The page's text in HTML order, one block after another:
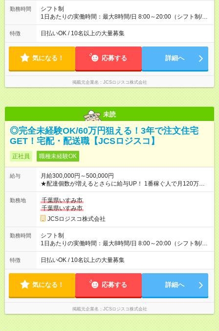
勤務時間
シフト制
1日あたりの実働時間：最大8時間/日 8:00～20:00（シフト制/実
働8時間） ※週5日勤務（場所次第では週4も有り） ※配達状況に
よって時間外での勤務可能性有り ※案件により多少の前後あり
特徴 日払いOK / 10名以上の大量募集
気になる！ 応募する 詳細へ
掲載元企業名 JCSロジスコ株式会社
未読
◎完全未経験OK/60万円狙える！3年で注文住宅
GET！宅配・配送職【JCSロジスコ】
正社員 職種未経験OK
給与
月給300,000円～500,000円
★配達個数が増えるとさらに給与UP！ 1番稼ぐ人で月120万ほ
ど！ ・主要都市エリア 月収55万円／週5日稼働 月収65万~112
万円／週6日稼働 ・地方郊外エリア 月収40万円／週5日稼働 月
収40万円~50万円／週6日稼働 ＜モデルイメージ＞ ■月収50万
円 (27歳男性/江東区在住)※元建築関係 1日150個配達×25日勤務
(日休み) ■月収80万円(43歳男性/墨田区在住)※元営業 1日200個
勤務地
千葉県いすみ市
千葉県いすみ市
JCSロジスコ株式会社
勤務時間
シフト制
1日あたりの実働時間：最大8時間/日 8:00～20:00（シフト制/実
働8時間） ※週5日勤務（場所次第では週4も有り） ※配達状況に
よって時間外での勤務可能性有り ※案件により多少の前後あり
特徴 日払いOK / 10名以上の大量募集
気になる！ 応募する 詳細へ
掲載元企業名 JCSロジスコ株式会社